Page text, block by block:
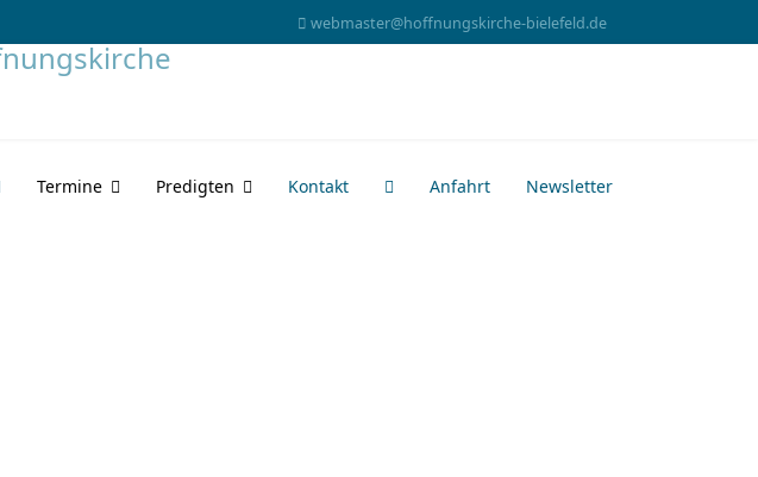
webmaster@hoffnungskirche-bielefeld.de
Termine Predigten Kontakt Anfahrt Newsletter